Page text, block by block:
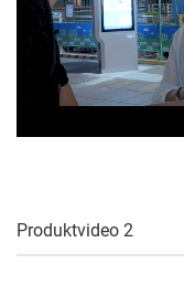
Produktvideo 2